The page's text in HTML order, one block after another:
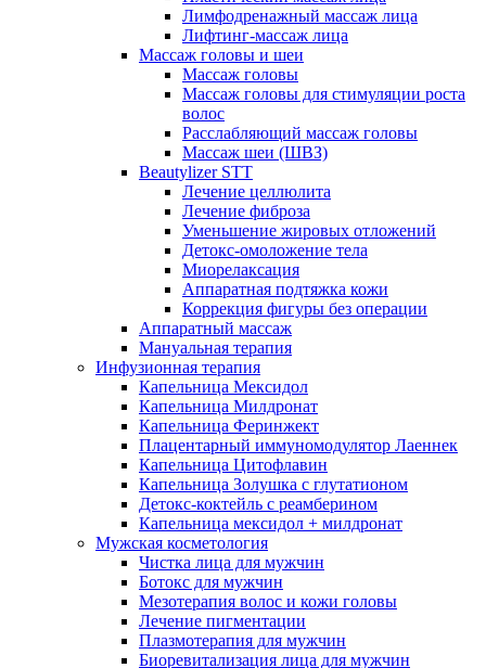
Лимфодренажный массаж лица
Лифтинг-массаж лица
Массаж головы и шеи
Массаж головы
Массаж головы для стимуляции роста
волос
Расслабляющий массаж головы
Массаж шеи (ШВЗ)
Beautylizer STT
Лечение целлюлита
Лечение фиброза
Уменьшение жировых отложений
Детокс-омоложение тела
Миорелаксация
Аппаратная подтяжка кожи
Коррекция фигуры без операции
Аппаратный массаж
Мануальная терапия
Инфузионная терапия
Капельница Мексидол
Капельница Милдронат
Капельница Феринжект
Плацентарный иммуномодулятор Лаеннек
Капельница Цитофлавин
Капельница Золушка с глутатионом
Детокс-коктейль с реамберином
Капельница мексидол + милдронат
Мужская косметология
Чистка лица для мужчин
Ботокс для мужчин
Мезотерапия волос и кожи головы
Лечение пигментации
Плазмотерапия для мужчин
Биоревитализация лица для мужчин